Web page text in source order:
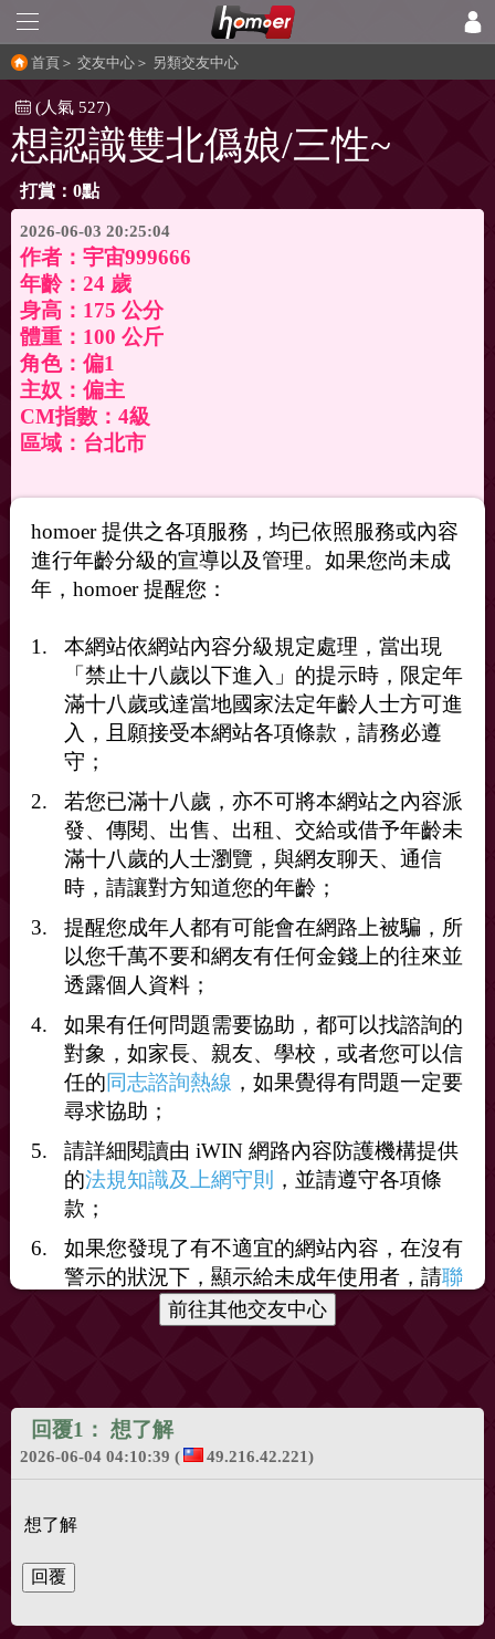
首頁 ＞ 交友中心 ＞ 另類交友中心
(人氣 527)
想認識雙北僞娘/三性~
打賞：0點
2026-06-03 20:25:04
作者： 宇宙999666
年齡：24 歲
身高：175 公分
體重：100 公斤
角色：偏1
主奴：偏主
CM指數：4級
區域：台北市
大學生在讀，想認識僞娘
希望年齡不要超過30就好，沒有其他要求~
有空可以一起出來吃飯出來玩
打賞
送花
回覆1： 想了解
2026-06-04 04:10:39 ( 49.216.42.221)
想了解
homoer 提供之各項服務，均已依照服務或內容
進行年齡分級的宣導以及管理。如果您尚未成
年，homoer 提醒您：
本網站依網站內容分級規定處理，當出現
「禁止十八歲以下進入」的提示時，限定年
滿十八歲或達當地國家法定年齡人士方可進
入，且願接受本網站各項條款，請務必遵
守；
若您已滿十八歲，亦不可將本網站之內容派
發、傳閱、出售、出租、交給或借予年齡未
滿十八歲的人士瀏覽，與網友聊天、通信
時，請讓對方知道您的年齡；
提醒您成年人都有可能會在網路上被騙，所
以您千萬不要和網友有任何金錢上的往來並
透露個人資料；
如果有任何問題需要協助，都可以找諮詢的
對象，如家長、親友、學校，或者您可以信
任的同志諮詢熱線 ，如果覺得有問題一定要
尋求協助；
請詳細閱讀由 iWIN 網路內容防護機構提供
的法規知識及上網守則
，並請遵守各項條
款；
如果您發現了有不適宜的網站內容，在沒有
警示的狀況下，顯示給未成年使用者，請聯
，謝謝您的合作。